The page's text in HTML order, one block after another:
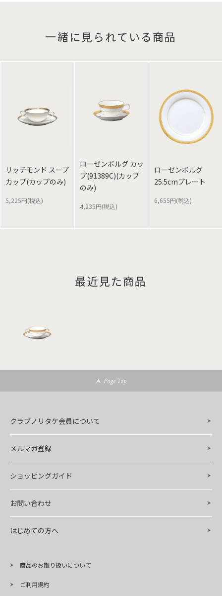
一緒に見られている商品
リッチモンド スープ
カップ(カップのみ)
5,225円(税込)
ローゼンボルグ カッ
プ(91389C)(カップ
のみ)
4,235円(税込)
ローゼンボルグ
25.5cmプレート
6,655円(税込)
最近見た商品
Page Top
クラブノリタケ会員について
メルマガ登録
ショッピングガイド
お問い合わせ
はじめての方へ
商品のお取り扱いについて
ご利用規約